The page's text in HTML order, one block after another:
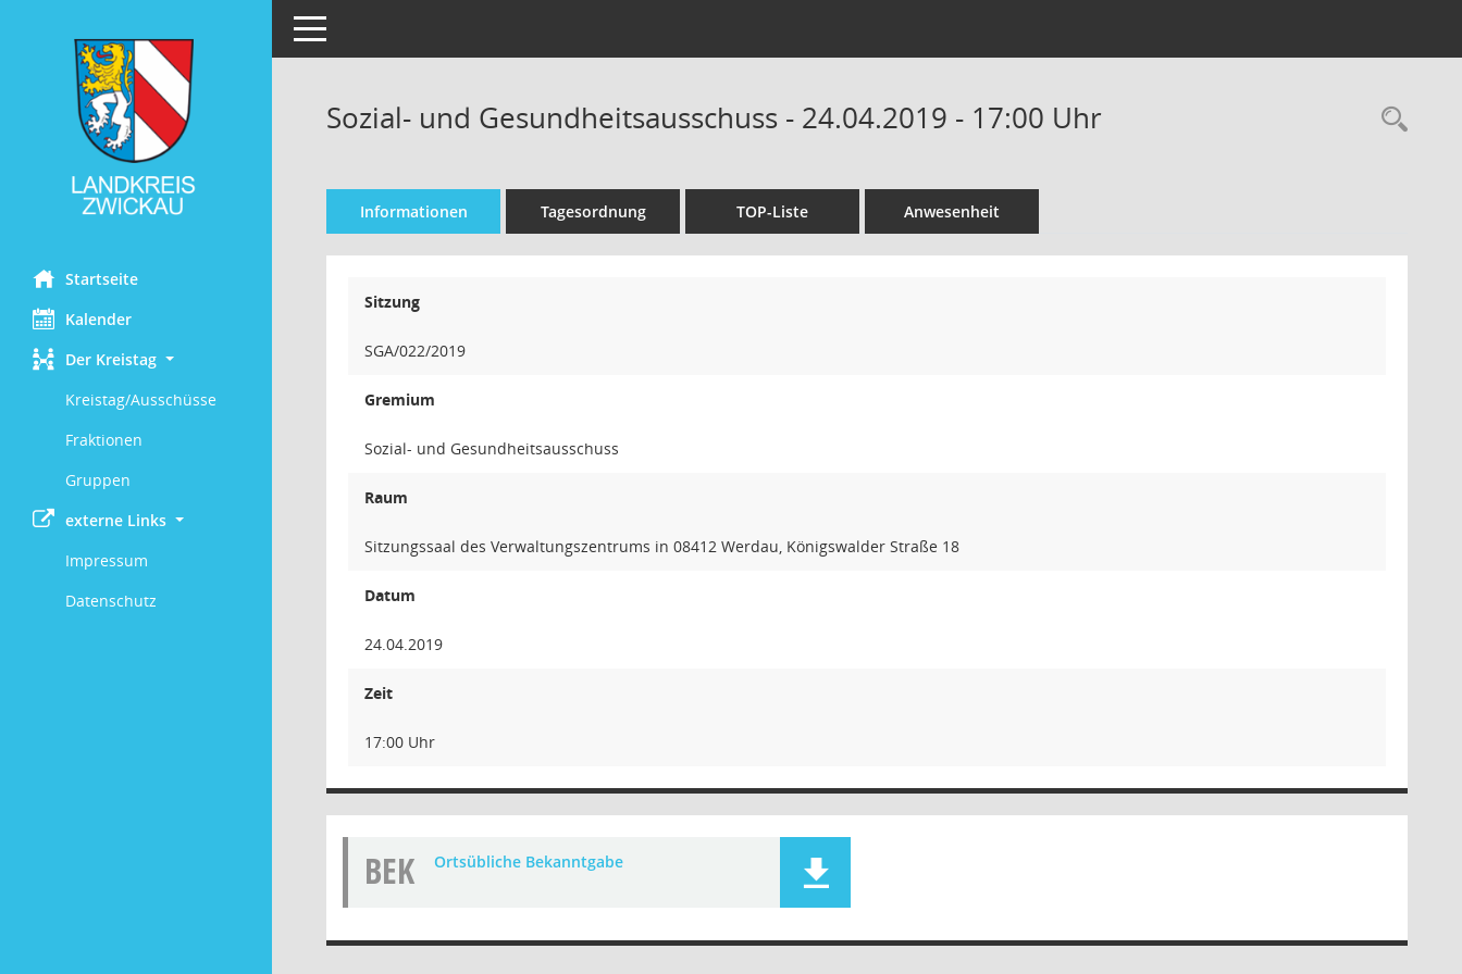
Startseite
Kalender
Der Kreistag
Kreistag/Ausschüsse
Fraktionen
Gruppen
externe Links
Impressum
Datenschutz
Toggle navigation
Sozial- und Gesundheitsausschuss - 24.04.2019 - 17:00 Uhr
Informationen Tagesordnung TOP-Liste Anwesenheit
Sitzung
SGA/022/2019
Gremium
Sozial- und Gesundheitsausschuss
Raum
Sitzungssaal des Verwaltungszentrums in 08412 Werdau, Königswalder Straße 18
Datum
24.04.2019
Zeit
17:00 Uhr
BEK Ortsübliche Bekanntgabe